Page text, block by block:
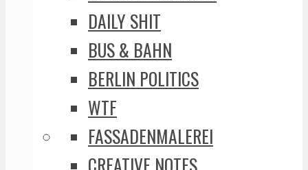
DAILY SHIT
BUS & BAHN
BERLIN POLITICS
WTF
FASSADENMALEREI
CREATIVE NOTES